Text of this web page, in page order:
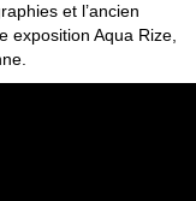
et l’ancien
exposition Aqua Rize,